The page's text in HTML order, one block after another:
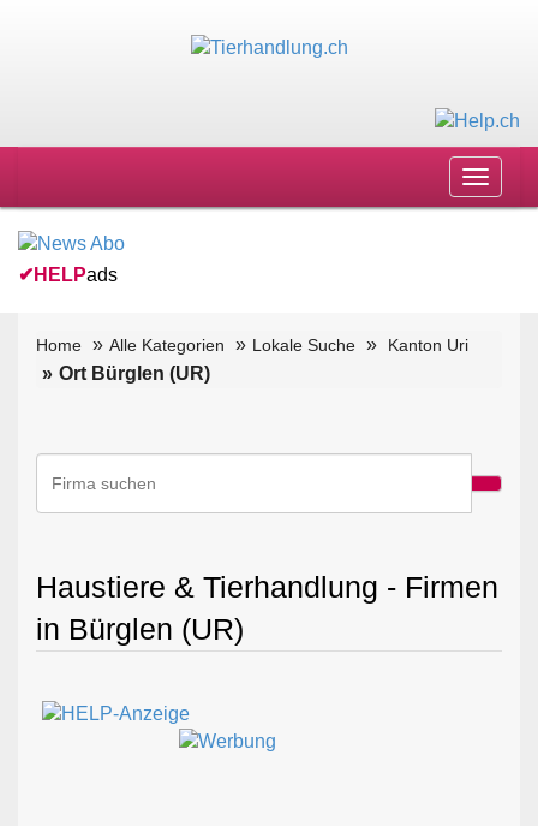
Toggle
✔ HELPads
Home Alle Kategorien Lokale Suche Kanton Uri
Ort Bürglen (UR)
Haustiere & Tierhandlung - Firmen
in Bürglen (UR)